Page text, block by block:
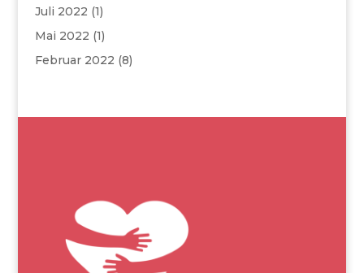
Juli 2022 (1)
Mai 2022 (1)
Februar 2022 (8)